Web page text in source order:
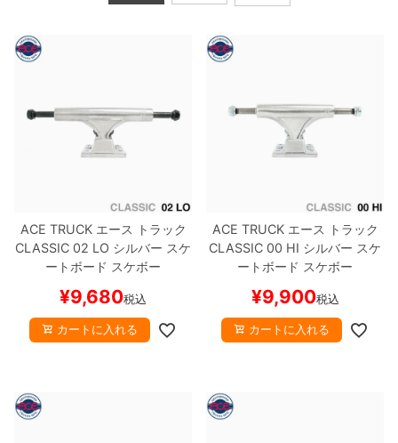
ACE TRUCKエース トラック
CLASSIC 02 LO シルバー スケ
ートボード スケボー
¥9,680税込
カートに入れる
ACE TRUCKエース トラック
CLASSIC 00 HI シルバー スケ
ートボード スケボー
¥9,900税込
カートに入れる
9.0inch以上
高性能デッキ